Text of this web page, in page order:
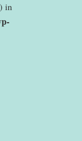
in